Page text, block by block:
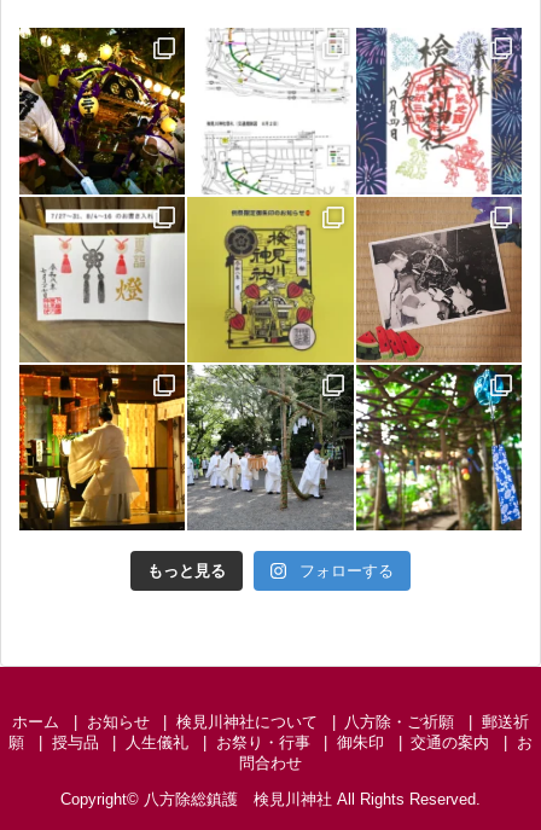
もっと見る フォローする
ホーム お知らせ 検見川神社について 八方除・ご祈願
郵送祈
願
授与品 人生儀礼 お祭り・行事 御朱印 交通の案内
お
問合わせ
Copyright© 八方除総鎮護 検見川神社 All Rights Reserved.